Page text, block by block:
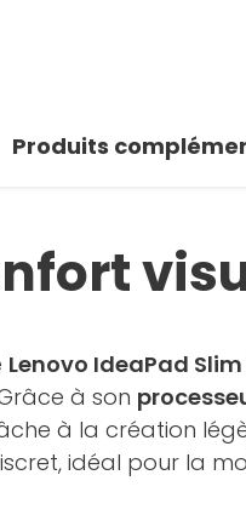
Produits
Lenovo IdeaPad Slim
à son
à la création
idéal pour la